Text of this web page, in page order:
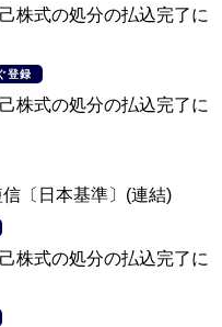
株式の処分の払込完了に
登録
株式の処分の払込完了に
〔日本基準〕(連結)
株式の処分の払込完了に